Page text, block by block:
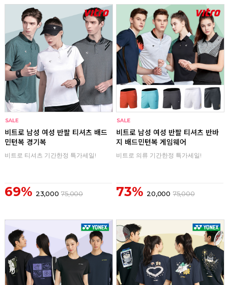
비트로 남성 여성 반팔 티셔츠 배드
민턴복 경기복
비트로 티셔츠 기간한정 특가세일!
69% 23,000 75,000
비트로 남성 여성 반팔 티셔츠 반바
지 배드민턴복 게임웨어
비트로 의류 기간한정 특가세일!
73% 20,000 75,000